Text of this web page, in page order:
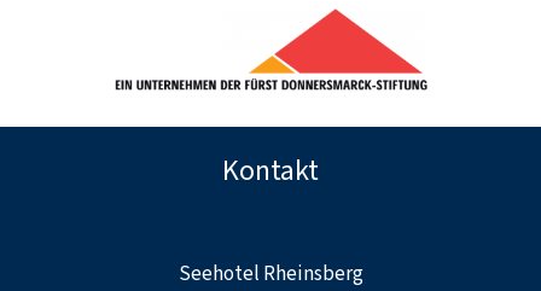
Kontakt
Seehotel Rheinsberg